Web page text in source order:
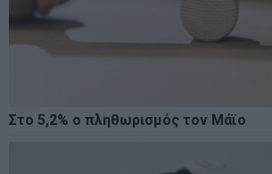
Στο 5,2% ο πληθωρισμός τον Μάϊο